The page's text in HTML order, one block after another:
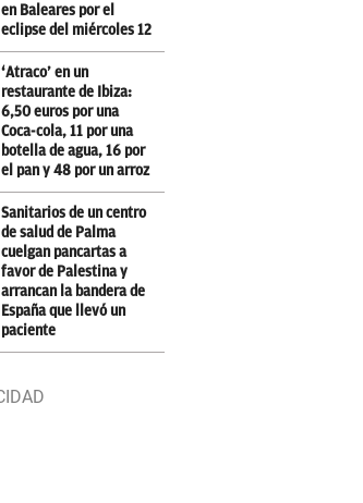
en Baleares por el
eclipse del miércoles 12
‘Atraco’ en un
restaurante de Ibiza:
6,50 euros por una
Coca-cola, 11 por una
botella de agua, 16 por
el pan y 48 por un arroz
Sanitarios de un centro
de salud de Palma
cuelgan pancartas a
favor de Palestina y
arrancan la bandera de
España que llevó un
paciente